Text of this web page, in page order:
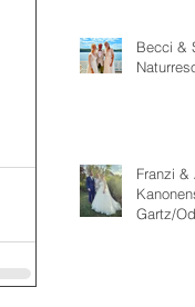
Becci &
Franzi &
Gartz/